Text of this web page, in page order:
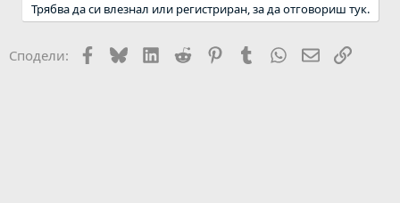
Трябва да си влезнал или регистриран, за да отговориш тук.
Сподели: Facebook
BlueskyLinkedIn
Reddit PinterestTumblr WhatsApp
EmailLink